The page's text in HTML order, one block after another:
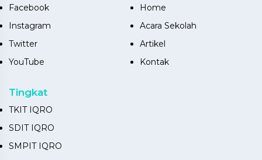
Facebook
Instagram
Twitter
YouTube
Home
Acara Sekolah
Artikel
Kontak
Tingkat
TKIT IQRO
SDIT IQRO
SMPIT IQRO